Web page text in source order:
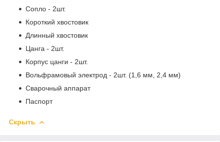
Сопло - 2шт.
Короткий хвостовик
Длинный хвостовик
Цанга - 2шт.
Корпус цанги - 2шт.
Вольфрамовый электрод - 2шт. (1,6 мм, 2,4 мм)
Сварочный аппарат
Паспорт
Скрыть